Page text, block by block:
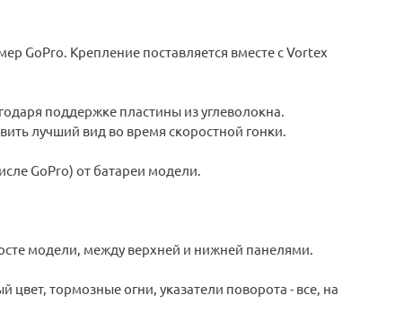
GoPro. Крепление поставляется вместе с Vortex
поддержке пластины из углеволокна.
лучший вид во время скоростной гонки.
GoPro) от батареи модели.
модели, между верхней и нижней панелями.
тормозные огни, указатели поворота - все, на